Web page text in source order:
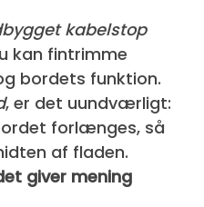
kabelstop
kan fintrimme
bordets funktion.
, er det uundværligt:
forlænges, så
af fladen.
giver mening